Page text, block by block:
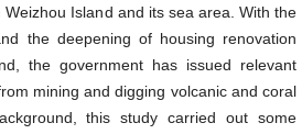
Island and its sea area. With the
the deepening of housing renovation
the government has issued relevant
mining and digging volcanic and coral
this study carried out some